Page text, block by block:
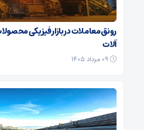
رونق معاملات در بازار فیزیکی
آلات